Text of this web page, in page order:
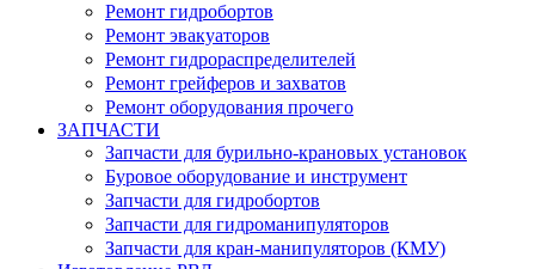
Ремонт гидробортов
Ремонт эвакуаторов
Ремонт гидрораспределителей
Ремонт грейферов и захватов
Ремонт оборудования прочего
ЗАПЧАСТИ
Запчасти для бурильно-крановых установок
Буровое оборудование и инструмент
Запчасти для гидробортов
Запчасти для гидроманипуляторов
Запчасти для кран-манипуляторов (КМУ)